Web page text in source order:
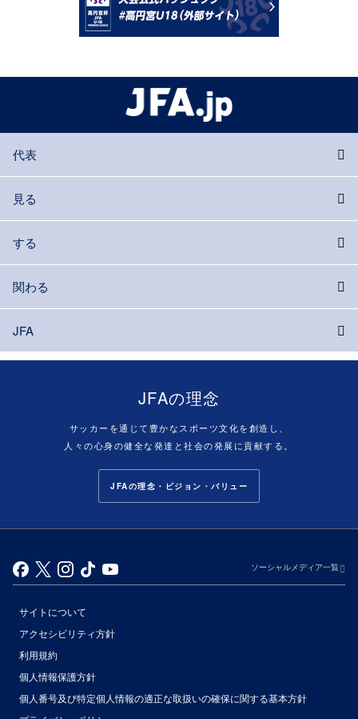
代表
見る
する
関わる
JFA
JFAの理念
サッカーを通じて豊かなスポーツ文化を創造し、
人々の心身の健全な発達と社会の発展に貢献する。
JFAの理念・ビジョン・バリュー
ソーシャルメディア一覧
サイトについて
アクセシビリティ方針
利用規約
個人情報保護方針
個人番号及び特定個人情報の適正な取扱いの確保に関する基本方針